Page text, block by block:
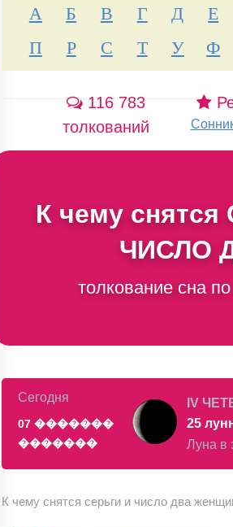
А Б В Г Д Е
П
Р С Т У Ф
116 783
толкований
К чему снятся
ЧИСЛО
толкование сна
Сегодня
07 �������
�������
IV
25
Луна в
К чему снятся серьги и число два